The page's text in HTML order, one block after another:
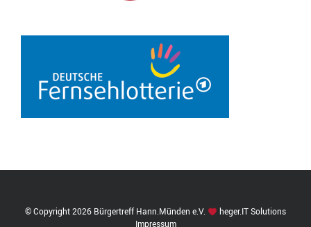
© Copyright2026 Bürgertreff Hann.Münden e.V.
heger.IT Solutions
Impressum